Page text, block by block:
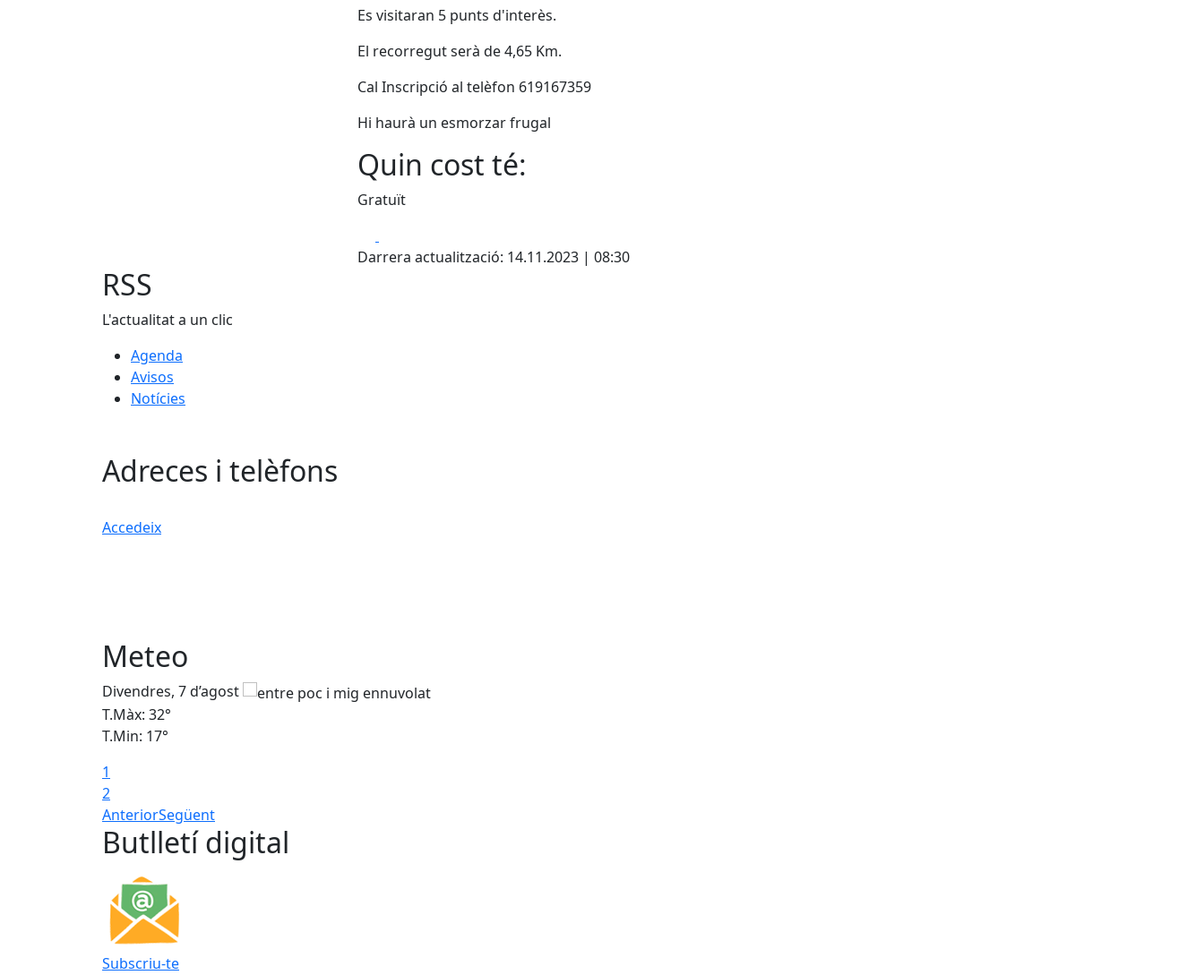
Es visitaran 5 punts d'interès.
El recorregut serà de 4,65 Km.
Cal Inscripció al telèfon 619167359
Hi haurà un esmorzar frugal
Quin cost té:
Gratuït
Darrera actualització: 14.11.2023 | 08:30
RSS
L'actualitat a un clic
Agenda
Avisos
Notícies
Adreces i telèfons
Accedeix
Meteo
Divendres, 7 d’agost
T.Màx: 32°
T.Min: 17°
1
2
AnteriorSegüent
Butlletí digital
Subscriu-te